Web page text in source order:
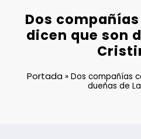
Dos
dicen que son
Portada» Dos compañías
dueñas de